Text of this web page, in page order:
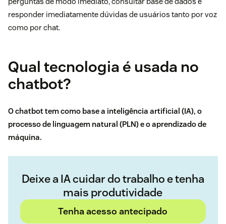
responder imediatamente dúvidas de usuários tanto por voz
como por chat.
Qual tecnologia é usada no
chatbot?
O chatbot tem como base a inteligência artificial (IA), o
processo de linguagem natural (PLN) e o aprendizado de
máquina.
Deixe a IA cuidar do trabalho e tenha
mais produtividade
Tenha acesso antecipado